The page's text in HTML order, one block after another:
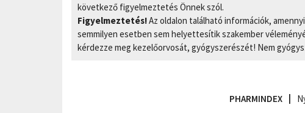
következő figyelmeztetés Önnek szól.
Figyelmeztetés!Az oldalon található információk,
semmilyen esetben sem helyettesítik szakember
kérdezze meg kezelőorvosát, gyógyszerészét! Nem
PHARMINDEX